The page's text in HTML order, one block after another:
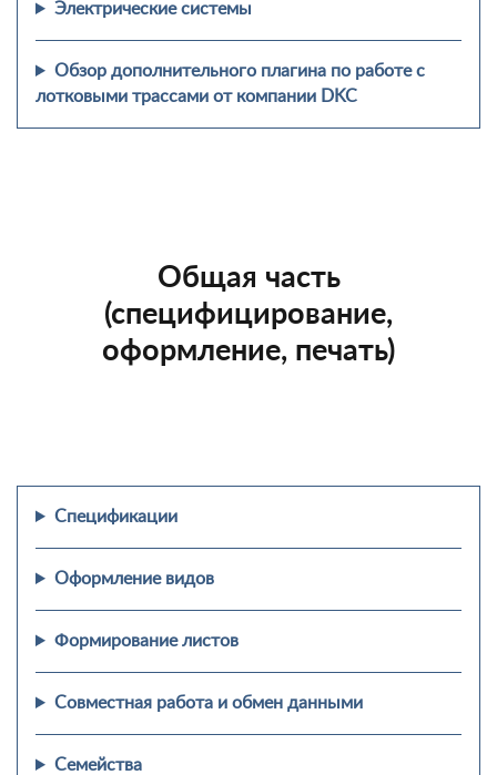
Электрические системы
Обзор дополнительного плагина по работе с
лотковыми трассами от компании DKC
Общая часть
(специфицирование,
оформление, печать)
Спецификации
Оформление видов
Формирование листов
Совместная работа и обмен данными
Семейства